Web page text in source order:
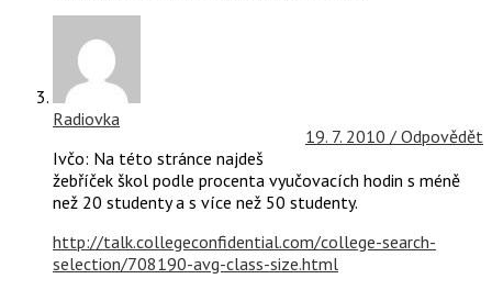
Radiovka
19. 7. 2010 / Odpovědět
Ivčo: Na této stránce najdeš
žebříček škol podle procenta vyučovacích hodin s méně
než 20 studenty a s více než 50 studenty.
http://talk.collegeconfidential.com/college-search-
selection/708190-avg-class-size.html